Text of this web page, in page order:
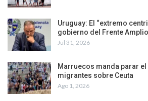
Uruguay: El “extremo
gobierno del Frente Amplio
Jul 31, 2026
Marruecos manda parar
migrantes sobre Ceuta
Ago 1, 2026